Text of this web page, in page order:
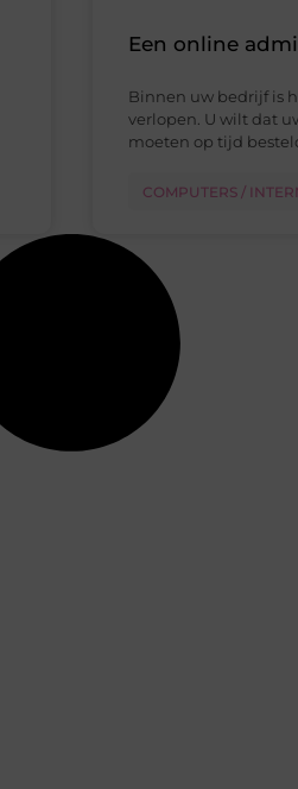
Een online
Binnen uw bedrijf is
verlopen. U wilt dat
moeten op tijd
COMPUTERS /